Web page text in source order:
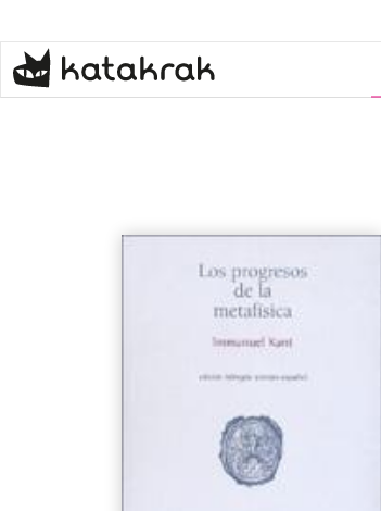
contenido
principal